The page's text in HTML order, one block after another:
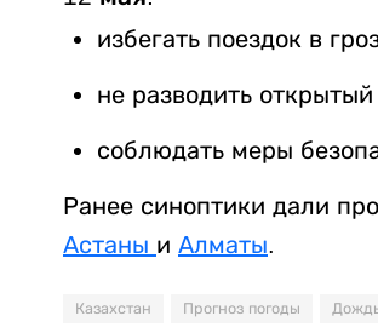
избегать поездок в
не разводить открытый
соблюдать меры
Ранее синоптики дали
Астаны и Алматы.
Казахстан Прогноз погоды